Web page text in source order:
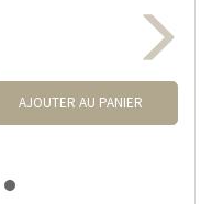
AJOUTER AU PANIER